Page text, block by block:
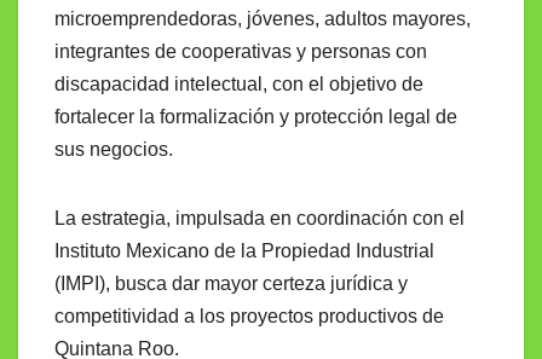
microemprendedoras, jóvenes, adultos mayores,
integrantes de cooperativas y personas con
discapacidad intelectual, con el objetivo de
fortalecer la formalización y protección legal de
sus negocios.
La estrategia, impulsada en coordinación con el
Instituto Mexicano de la Propiedad Industrial
(IMPI), busca dar mayor certeza jurídica y
competitividad a los proyectos productivos de
Quintana Roo.